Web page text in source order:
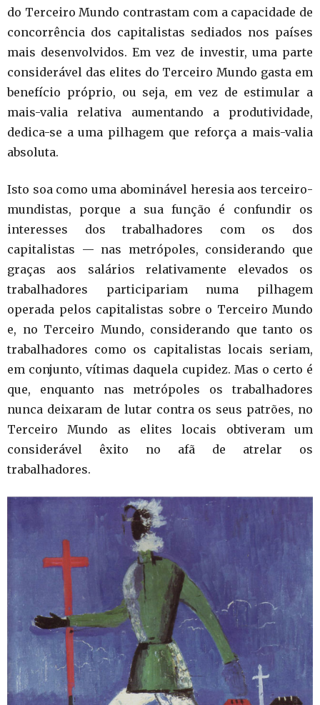
do Terceiro Mundo contrastam com a capacidade de
concorrência dos capitalistas sediados nos países
mais desenvolvidos. Em vez de investir, uma parte
considerável das elites do Terceiro Mundo gasta em
benefício próprio, ou seja, em vez de estimular a
mais-valia relativa aumentando a produtividade,
dedica-se a uma pilhagem que reforça a mais-valia
absoluta.
Isto soa como uma abominável heresia aos terceiro-
mundistas, porque a sua função é confundir os
interesses dos trabalhadores com os dos
capitalistas — nas metrópoles, considerando que
graças aos salários relativamente elevados os
trabalhadores participariam numa pilhagem
operada pelos capitalistas sobre o Terceiro Mundo
e, no Terceiro Mundo, considerando que tanto os
trabalhadores como os capitalistas locais seriam,
em conjunto, vítimas daquela cupidez. Mas o certo é
que, enquanto nas metrópoles os trabalhadores
nunca deixaram de lutar contra os seus patrões, no
Terceiro Mundo as elites locais obtiveram um
considerável êxito no afã de atrelar os
trabalhadores.